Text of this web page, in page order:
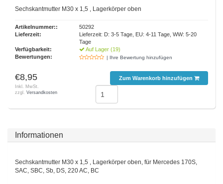
Sechskantmutter M30 x 1,5 , Lagerkörper oben
Artikelnummer::
50292
Lieferzeit:
Lieferzeit: D: 3-5 Tage, EU: 4-11 Tage, WW: 5-20
Tage
Verfügbarkeit:
Auf Lager (19)
Bewertungen:
| Ihre Bewertung hinzufügen
€8,95
Inkl. MwSt.
zzgl. Versandkosten
Zum Warenkorb hinzufügen
Informationen
Sechskantmutter M30 x 1,5 , Lagerkörper oben, für Mercedes 170S,
SAC, SBC, Sb, DS, 220 AC, BC